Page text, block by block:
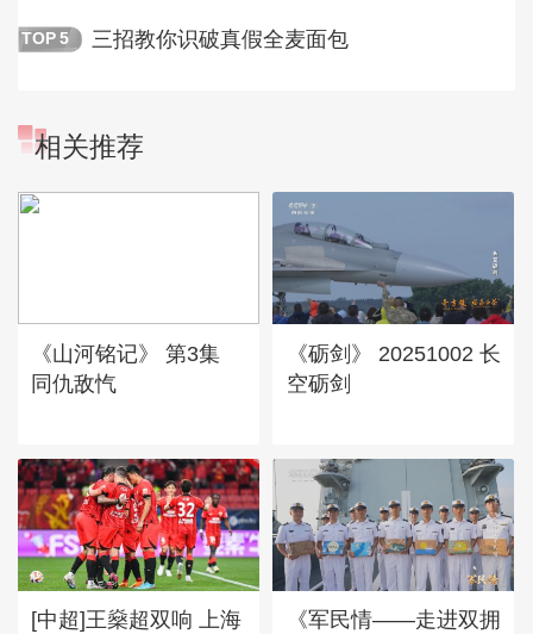
TOP 5 三招教你识破真假全麦面包
相关推荐
《山河铭记》 第3集
同仇敌忾
《砺剑》 20251002 长
空砺剑
[中超]王燊超双响 上海
《军民情——走进双拥